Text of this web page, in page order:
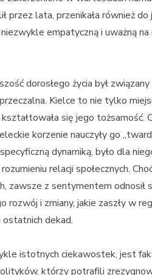
przez lata, przenikała również do
empatyczną i uważną na
dorosłego życia był
Kielce to nie tylko
się jego tożsamość.
korzenie nauczyły go
dynamiką, było dla
relacji społecznych.
zawsze z sentymentem odnosił
rozwój i zmiany, jakie zaszły w
dekad.
istotnych ciekawostek, jest
którzy potrafili